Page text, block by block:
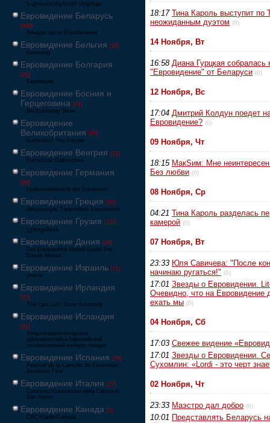
Եվրատեսիլ երգի մրցույթ
Евровидение Беларусь
[600]
Конкурс песні Еўрабачанне
Евровидение Бельгия [24]
Eurosong
Евровидение Болгария
[26]
Евровизия
Евровидение Босния и
Герцеговина [21]
BH Eurosong Show
Евровидение
Великобритания [67]
Eurovision: You Decide
Евровидение Венгрия [22]
Eurovíziós Dalfesztivá
Евровидение Германия
[80]
Liederwettbewerb der Eurovision
Евровидение Греция [52]
Διαγωνισμός Τραγουδιού Ευρώεικονα
Евровидение Грузия [122]
ევროვიზიის
Евровидение Дания [29]
Det Europæiske Melodi Grand Prix
Dansk Melodi
Евровидение Израиль [71]
‏אירוויזיון
Евровидение Ирландия
[27]
The Late Late Show Eurosong
Евровидение Исландия
[21]
Söngvakeppni evrópskra
sjónvarpsstöðva Европейский
телевизионный конкурс певцов
Евровидение Испания [79]
Festival de la Canción de Eurovisión
Benidorm Fest
Евровидение Италия [27]
Concorso Eurovisione della Canzone
San Remo
Евровидение Канада [3]
CBC/Radio-Canada
18:17 Тина Кароль выступит по
неожиданным дуэтом (0)
14 Ноября, Вт
16:58 Диана Гурцкая собралась
"Евровидение" от Беларуси (0)
12 Ноября, Вс
17:04 Дмитрий Колдун поедет
Евровидение? (0)
09 Ноября, Чт
18:15 МакSим: Мне
Без любви (0)
08 Ноября, Ср
04:21 Тина Кароль разделась
камерой (0)
07 Ноября, Вт
23:33 Юля Савичева: "После
начинаю ругаться!" (0)
17:01 Звезды о Евровидении.
Очевидно, что на Евровидение
ехать мы (0)
04 Ноября, Сб
17:03 Свежее видение
17:01 Звезды о Евровидении.
Сухомлин: «Lordi - это черт
02 Ноября, Чт
23:33 Маэстро дал добро (0)
10:01 Представлять Беларусь